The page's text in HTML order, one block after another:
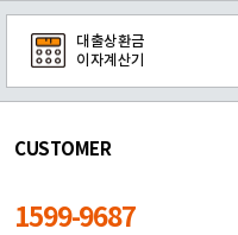
대출상환금
이자계산기
CUSTOMER
1599-9687